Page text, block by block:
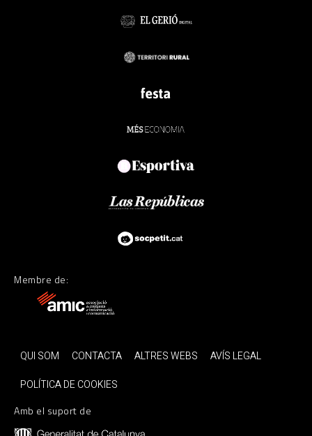
Membre de:
QUI SOM CONTACTA ALTRES WEBS
AVÍS LEGAL
POLÍTICA DE COOKIES
Amb el suport de